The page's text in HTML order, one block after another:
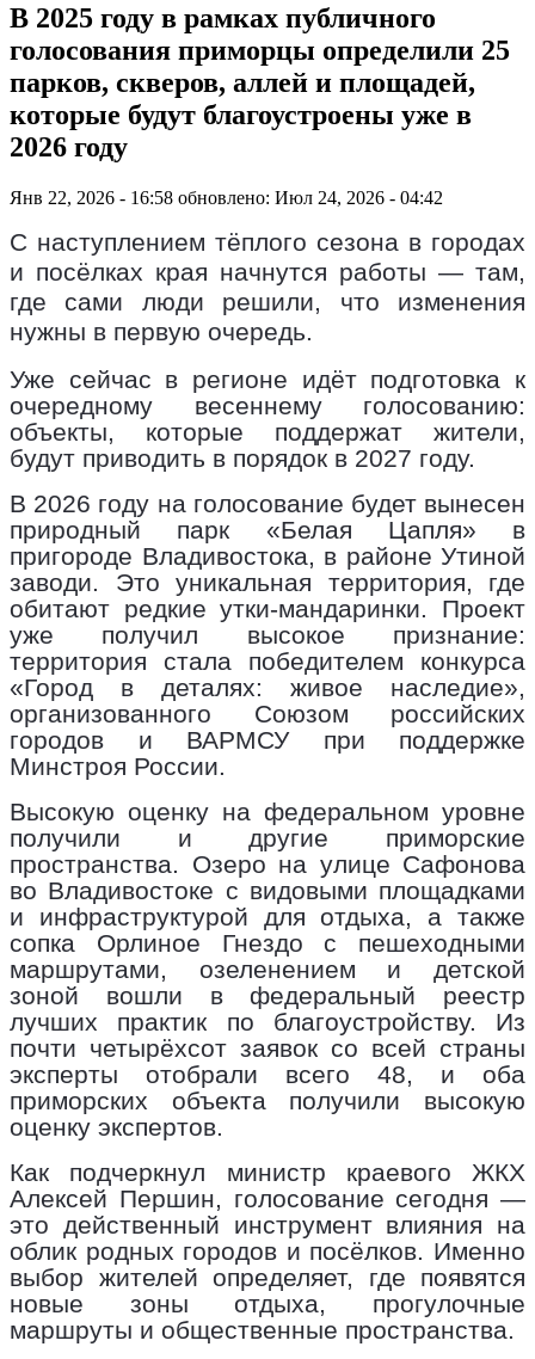
В 2025 году в рамках публичного
голосования приморцы определили 25
парков, скверов, аллей и площадей,
которые будут благоустроены уже в
2026 году
Янв 22, 2026 - 16:58 обновлено: Июл 24, 2026 - 04:42
С наступлением тёплого сезона в городах
и посёлках края начнутся работы — там,
где сами люди решили, что изменения
нужны в первую очередь.
Уже сейчас в регионе идёт подготовка к
очередному весеннему голосованию:
объекты, которые поддержат жители,
будут приводить в порядок в 2027 году.
В 2026 году на голосование будет вынесен
природный парк «Белая Цапля» в
пригороде Владивостока, в районе Утиной
заводи. Это уникальная территория, где
обитают редкие утки-мандаринки. Проект
уже получил высокое признание:
территория стала победителем конкурса
«Город в деталях: живое наследие»,
организованного Союзом российских
городов и ВАРМСУ при поддержке
Минстроя России.
Высокую оценку на федеральном уровне
получили и другие приморские
пространства. Озеро на улице Сафонова
во Владивостоке с видовыми площадками
и инфраструктурой для отдыха, а также
сопка Орлиное Гнездо с пешеходными
маршрутами, озеленением и детской
зоной вошли в федеральный реестр
лучших практик по благоустройству. Из
почти четырёхсот заявок со всей страны
эксперты отобрали всего 48, и оба
приморских объекта получили высокую
оценку экспертов.
Как подчеркнул министр краевого ЖКХ
Алексей Першин, голосование сегодня —
это действенный инструмент влияния на
облик родных городов и посёлков. Именно
выбор жителей определяет, где появятся
новые зоны отдыха, прогулочные
маршруты и общественные пространства.